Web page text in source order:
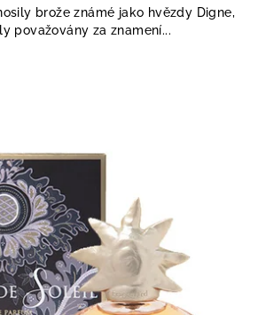
z
5
brože známé jako hvězdy Digne,
považovány za znamení...